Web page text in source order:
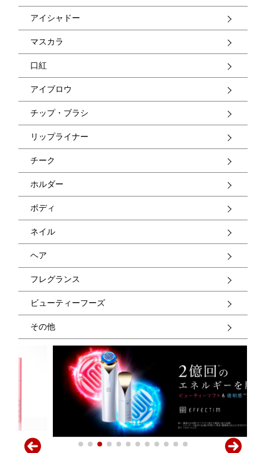
アイシャドー
マスカラ
口紅
アイブロウ
チップ・ブラシ
リップライナー
チーク
ホルダー
ボディ
ネイル
ヘア
フレグランス
ビューティーフーズ
その他